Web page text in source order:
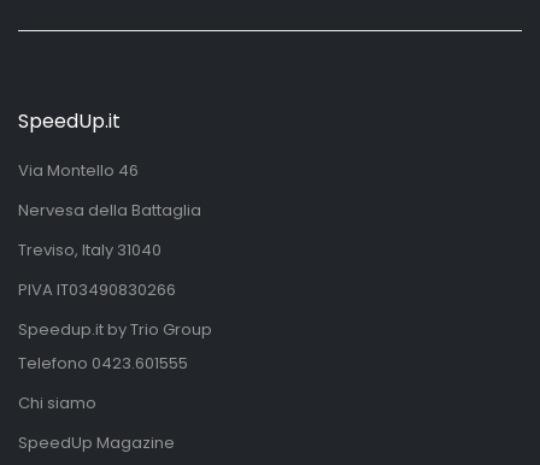
SpeedUp.it
Via Montello 46
Nervesa della Battaglia
Treviso, Italy 31040
PIVA IT03490830266
Speedup.it by Trio Group
Telefono 0423.601555
Chi siamo
SpeedUp Magazine